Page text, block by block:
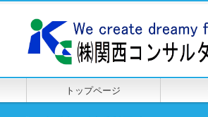
トップページ